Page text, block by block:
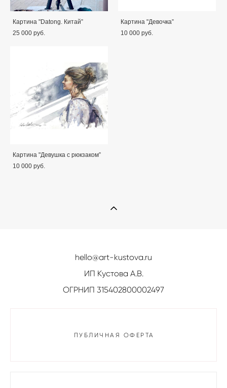
Картина "Datong. Китай”
25 000 pуб.
Картина "Девочка”
10 000 pуб.
Картина "Девушка с рюкзаком”
10 000 pуб.
hello@art-kustova.ru
ИП Кустова А.В.
ОГРНИП 315402800002497
ПУБЛИЧНАЯ ОФЕРТА